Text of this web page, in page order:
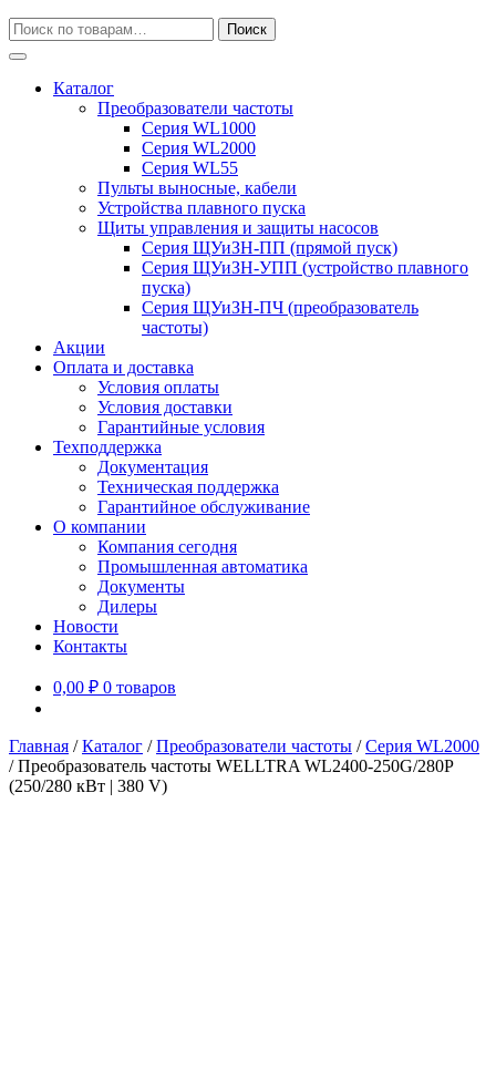
Искать:
Поиск
Каталог
Преобразователи частоты
Серия WL1000
Серия WL2000
Серия WL55
Пульты выносные, кабели
Устройства плавного пуска
Щиты управления и защиты насосов
Серия ЩУиЗН-ПП (прямой пуск)
Серия ЩУиЗН-УПП (устройство плавного
пуска)
Серия ЩУиЗН-ПЧ (преобразователь
частоты)
Акции
Оплата и доставка
Условия оплаты
Условия доставки
Гарантийные условия
Техподдержка
Документация
Техническая поддержка
Гарантийное обслуживание
О компании
Компания сегодня
Промышленная автоматика
Документы
Дилеры
Новости
Контакты
0,00 ₽ 0 товаров
Главная /Каталог /Преобразователи частоты /Серия WL2000
/Преобразователь частоты WELLTRA WL2400-250G/280P
(250/280 кВт | 380 V)